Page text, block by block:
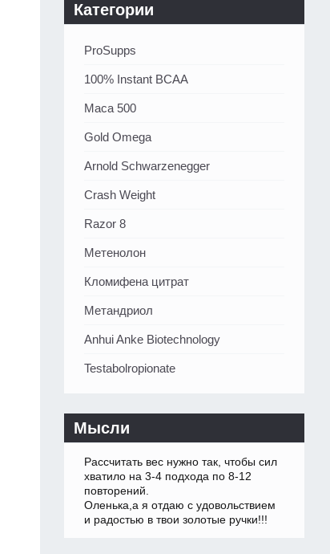
Категории
ProSupps
100% Instant BCAA
Maca 500
Gold Omega
Arnold Schwarzenegger
Crash Weight
Razor 8
Метенолон
Кломифена цитрат
Метандриол
Anhui Anke Biotechnology
Testabolropionate
Мысли
Рассчитать вес нужно так, чтобы сил
хватило на 3-4 подхода по 8-12
повторений.
Оленька,а я отдаю с удовольствием
и радостью в твои золотые ручки!!!